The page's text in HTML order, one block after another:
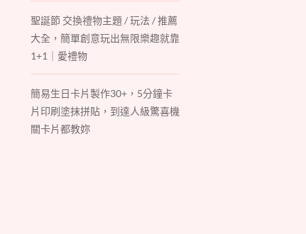
聖誕節 交換禮物主題 / 玩法 / 推薦
大全，簡單創意玩出無限樂趣就靠
1+1｜愛禮物
簡易生日卡片製作30+，5分鐘卡
片印刷塗抹拼貼，到達人級驚喜機
關卡片都教妳